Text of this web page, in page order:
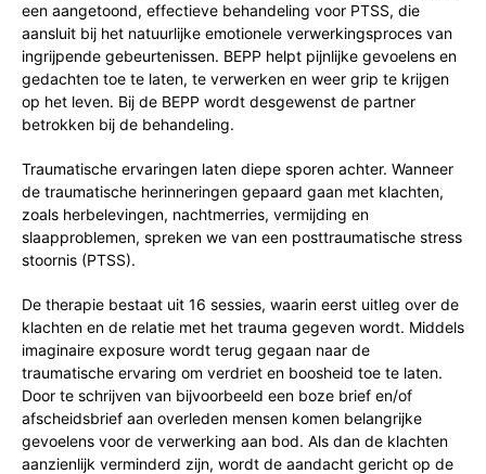
een aangetoond, effectieve behandeling voor PTSS, die
aansluit bij het natuurlijke emotionele verwerkingsproces van
ingrijpende gebeurtenissen. BEPP helpt pijnlijke gevoelens en
gedachten toe te laten, te verwerken en weer grip te krijgen
op het leven. Bij de BEPP wordt desgewenst de partner
betrokken bij de behandeling.
Traumatische ervaringen laten diepe sporen achter. Wanneer
de traumatische herinneringen gepaard gaan met klachten,
zoals herbelevingen, nachtmerries, vermijding en
slaapproblemen, spreken we van een posttraumatische stress
stoornis (PTSS).
De therapie bestaat uit 16 sessies, waarin eerst uitleg over de
klachten en de relatie met het trauma gegeven wordt. Middels
imaginaire exposure wordt terug gegaan naar de
traumatische ervaring om verdriet en boosheid toe te laten.
Door te schrijven van bijvoorbeeld een boze brief en/of
afscheidsbrief aan overleden mensen komen belangrijke
gevoelens voor de verwerking aan bod. Als dan de klachten
aanzienlijk verminderd zijn, wordt de aandacht gericht op de